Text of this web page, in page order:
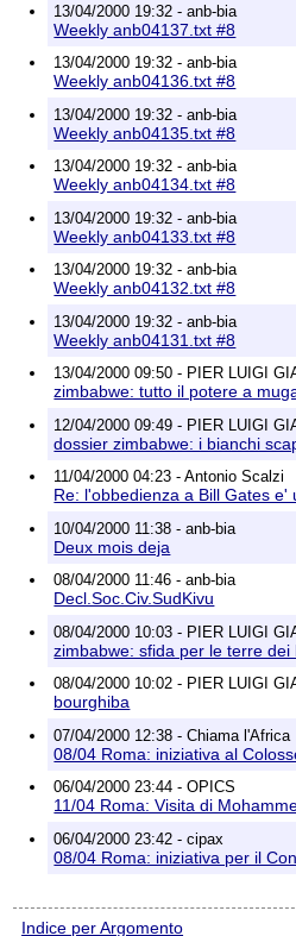
13/04/2000 19:32 - anb-bia
Weekly anb04137.txt #8
13/04/2000 19:32 - anb-bia
Weekly anb04136.txt #8
13/04/2000 19:32 - anb-bia
Weekly anb04135.txt #8
13/04/2000 19:32 - anb-bia
Weekly anb04134.txt #8
13/04/2000 19:32 - anb-bia
Weekly anb04133.txt #8
13/04/2000 19:32 - anb-bia
Weekly anb04132.txt #8
13/04/2000 19:32 - anb-bia
Weekly anb04131.txt #8
13/04/2000 09:50 - PIER LUIGI
zimbabwe: tutto il potere a
12/04/2000 09:49 - PIER LUIGI
dossier zimbabwe: i bianchi
11/04/2000 04:23 - Antonio Scalzi
Re: l'obbedienza a Bill Gates e'
10/04/2000 11:38 - anb-bia
Deux mois deja
08/04/2000 11:46 - anb-bia
Decl.Soc.Civ.SudKivu
08/04/2000 10:03 - PIER LUIGI
zimbabwe: sfida per le terre dei
08/04/2000 10:02 - PIER LUIGI
bourghiba
07/04/2000 12:38 - Chiama l'Africa
08/04 Roma: iniziativa al
06/04/2000 23:44 - OPICS
11/04 Roma: Visita di
06/04/2000 23:42 - cipax
08/04 Roma: iniziativa per il
Indice per Argomento